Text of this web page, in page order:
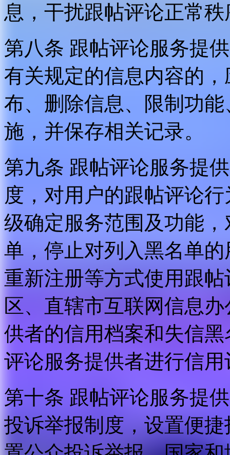
息，干扰跟帖评论正常
第八条 跟帖评论服务提
有关规定的信息内容的
布、删除信息、限制功
施，并保存相关记录。
第九条 跟帖评论服务提
度，对用户的跟帖评论
级确定服务范围及功能
单，停止对列入黑名单
重新注册等方式使用跟
区、直辖市互联网信息
供者的信用档案和失信
评论服务提供者进行信用
第十条 跟帖评论服务提
投诉举报制度，设置便